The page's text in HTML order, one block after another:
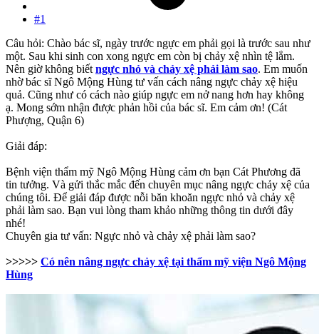
#1
Câu hỏi: Chào bác sĩ, ngày trước ngực em phải gọi là trước sau như
một. Sau khi sinh con xong ngực em còn bị chảy xệ nhìn tệ lắm.
Nên giờ không biết ngực nhỏ và chảy xệ phải làm sao. Em muốn
nhờ bác sĩ Ngô Mộng Hùng tư vấn cách nâng ngực chảy xệ hiệu
quả. Cũng như có cách nào giúp ngực em nở nang hơn hay không
ạ. Mong sớm nhận được phản hồi của bác sĩ. Em cảm ơn! (Cát
Phượng, Quận 6)
Giải đáp:
Bệnh viện thẩm mỹ Ngô Mộng Hùng cảm ơn bạn Cát Phương đã
tin tưởng. Và gửi thắc mắc đến chuyên mục nâng ngực chảy xệ của
chúng tôi. Để giải đáp được nỗi băn khoăn ngực nhỏ và chảy xệ
phải làm sao. Bạn vui lòng tham khảo những thông tin dưới đây
nhé!
Chuyên gia tư vấn: Ngực nhỏ và chảy xệ phải làm sao?
>>>>> Có nên nâng ngực chảy xệ tại thẩm mỹ viện Ngô Mộng
Hùng